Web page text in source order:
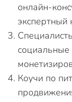
онлайн-
экспертный
Коучи по